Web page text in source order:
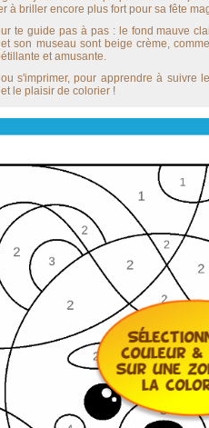
à briller encore plus fort pour sa fête
te guide pas à pas : le fond mauve
son museau sont beige crème,
et amusante.
s'imprimer, pour apprendre à suivre
le plaisir de colorier !